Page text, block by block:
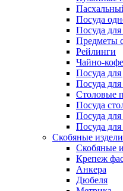
Посуда
Посуда
Предметы
Рейлинги
Чайно-
Посуда для
Посуда
Столовые
Посуда
Посуда
Посуда для
Скобяные
Скобяные
Крепеж
Анкера
Дюбеля